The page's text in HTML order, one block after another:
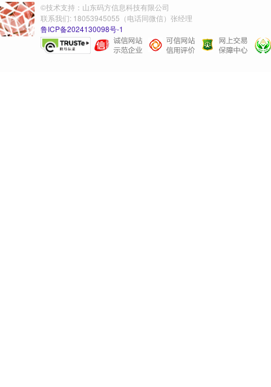
©技术支持：山东码方信息科技有限公司
联系我们: 18053945055（电话同微信）张经理
鲁ICP备2024130098号-1